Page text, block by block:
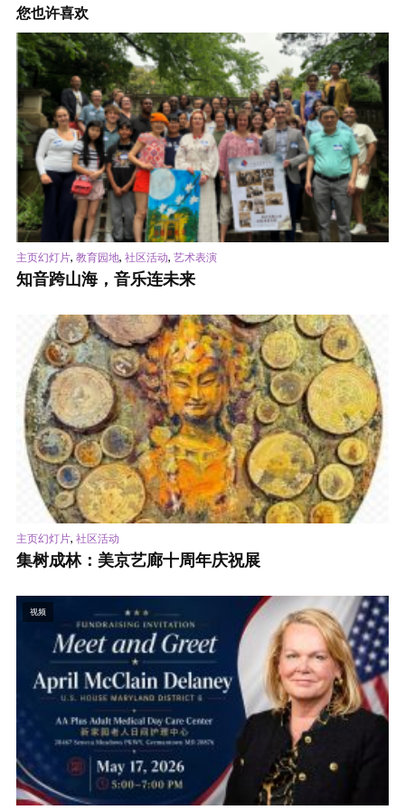
您也许喜欢
主页幻灯片, 教育园地, 社区活动, 艺术表演
知音跨山海，音乐连未来
主页幻灯片, 社区活动
集树成林：美京艺廊十周年庆祝展
视频